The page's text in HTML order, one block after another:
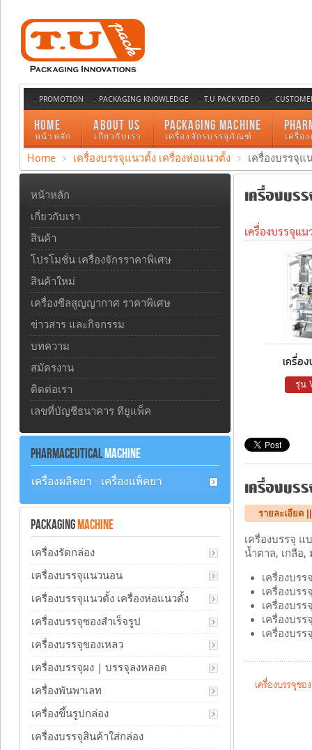
PROMOTION PACKAGING KNOWLEDGE T.U PACK VIDEO
HOME
หน้าหลัก
ABOUT US
เกี่ยวกับเรา
PACKAGING MACHINE
เครื่องจักรบรรจุภัณฑ์ เครื่อ
Home เครื่องบรรจุแนวตั้ง เครื่องห่อแนวตั้ง เครื่องบรรจุ
เครื่องบร
เครื่องบรรจุ
เครื่อ
รุ่น
เครื่องบร
รายละเอียด
เครื่องบรรจุ
น้ำตาล, เกลือ,
เครื่องบร
เครื่องบรร
เครื่องบรร
เครื่องบร
เครื่องบร
เครื่องบรรจุซ
หน้าหลัก
เกี่ยวกับเรา
สินค้า
โปรโมชั่น เครื่องจักรราคาพิเศษ
สินค้าใหม่
เครื่องซีลสูญญากาศ ราคาพิเศษ
ข่าวสาร และกิจกรรม
บทความ
สมัครงาน
ติดต่อเรา
เลขที่บัญชีธนาคาร ทียูแพ็ค
PHARMACEUTICALMACHINE
เครื่องผลิตยา - เครื่องแพ็คยา
PACKAGING MACHINE
เครื่องรัดกล่อง
เครื่องบรรจุแนวนอน
เครื่องบรรจุแนวตั้ง เครื่องห่อแนวตั้ง
เครื่องบรรจุซองสำเร็จรูป
เครื่องบรรจุของเหลว
เครื่องบรรจุผง | บรรจุลงหลอด
เครื่องพันพาเลท
เครื่องขึ้นรูปกล่อง
เครื่องบรรจุสินค้าใส่กล่อง